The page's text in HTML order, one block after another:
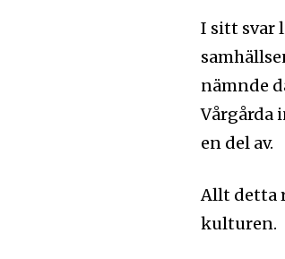
I sitt svar
nämnde
Vårgårda
en del av.
Allt detta
kulturen.